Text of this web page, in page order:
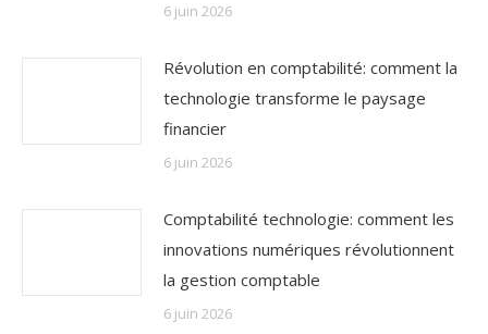
6 juin 2026
Révolution en comptabilité: comment la
technologie transforme le paysage
financier
6 juin 2026
Comptabilité technologie: comment les
innovations numériques révolutionnent
la gestion comptable
6 juin 2026